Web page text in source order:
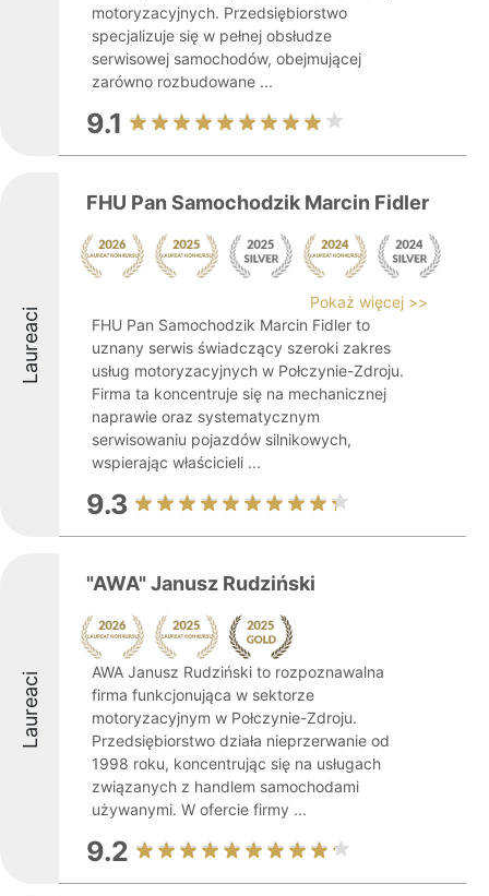
motoryzacyjnych. Przedsiębiorstwo
specjalizuje się w pełnej obsłudze
serwisowej samochodów, obejmującej
zarówno rozbudowane ...
9.1
Laureaci
FHU Pan Samochodzik Marcin Fidler
Pokaż więcej >>
FHU Pan Samochodzik Marcin Fidler to
uznany serwis świadczący szeroki zakres
usług motoryzacyjnych w Połczynie-Zdroju.
Firma ta koncentruje się na mechanicznej
naprawie oraz systematycznym
serwisowaniu pojazdów silnikowych,
wspierając właścicieli ...
9.3
Laureaci
"AWA" Janusz Rudziński
AWA Janusz Rudziński to rozpoznawalna
firma funkcjonująca w sektorze
motoryzacyjnym w Połczynie-Zdroju.
Przedsiębiorstwo działa nieprzerwanie od
1998 roku, koncentrując się na usługach
związanych z handlem samochodami
używanymi. W ofercie firmy ...
9.2